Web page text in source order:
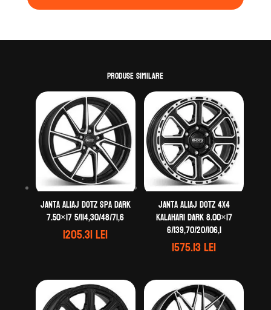
Produse similare
Janta aliaj DOTZ Spa dark
7.50×17 5/114,30/48/71,6
1205.31lei
Janta aliaj DOTZ 4X4
Kalahari dark 8.00×17
6/139,70/20/106,1
1575.13lei